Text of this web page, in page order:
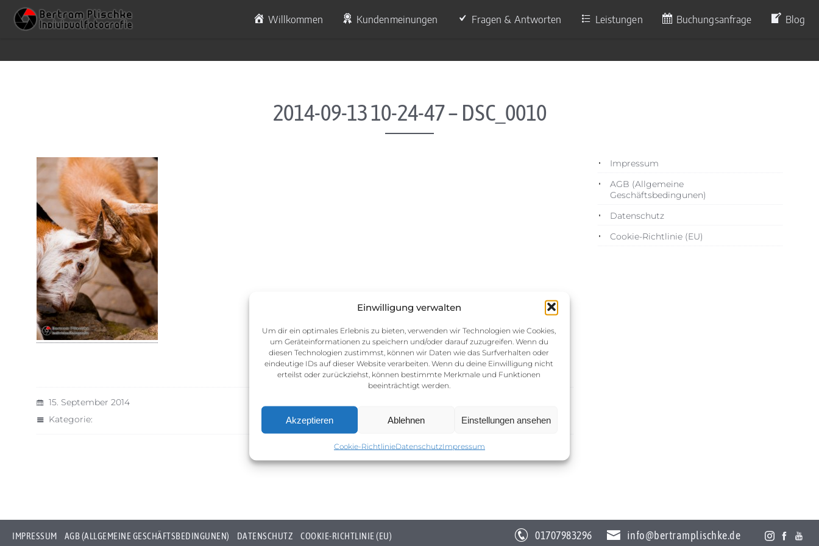
Einwilligung verwalten
Um dir ein optimales Erlebnis zu bieten, verwenden wir Technologien wie Cookies,
um Geräteinformationen zu speichern und/oder darauf zuzugreifen. Wenn du
diesen Technologien zustimmst, können wir Daten wie das Surfverhalten oder
eindeutige IDs auf dieser Website verarbeiten. Wenn du deine Einwilligung nicht
erteilst oder zurückziehst, können bestimmte Merkmale und Funktionen
beeinträchtigt werden.
Akzeptieren Ablehnen Einstellungen ansehen
Cookie-RichtlinieDatenschutzImpressum
Skip to content Willkommen Kundenmeinungen Fragen & Antworten Leistungen Buchungsanfrage Blog
2014-09-13 10-24-47 – DSC_0010
15. September 2014
Kategorie:
Impressum
AGB (Allgemeine
Geschäftsbedingunen)
Datenschutz
Cookie-Richtlinie (EU)
IMPRESSUM AGB (ALLGEMEINE GESCHÄFTSBEDINGUNEN) DATENSCHUTZ COOKIE-RICHTLINIE (EU) 01707983296 info@bertramplischke.de